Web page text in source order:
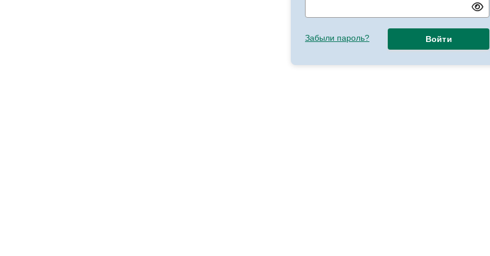
Забыли пароль? Войти